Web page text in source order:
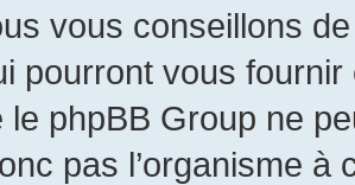
vous conseillons
pourront vous
le phpBB Group ne
pas l’organisme